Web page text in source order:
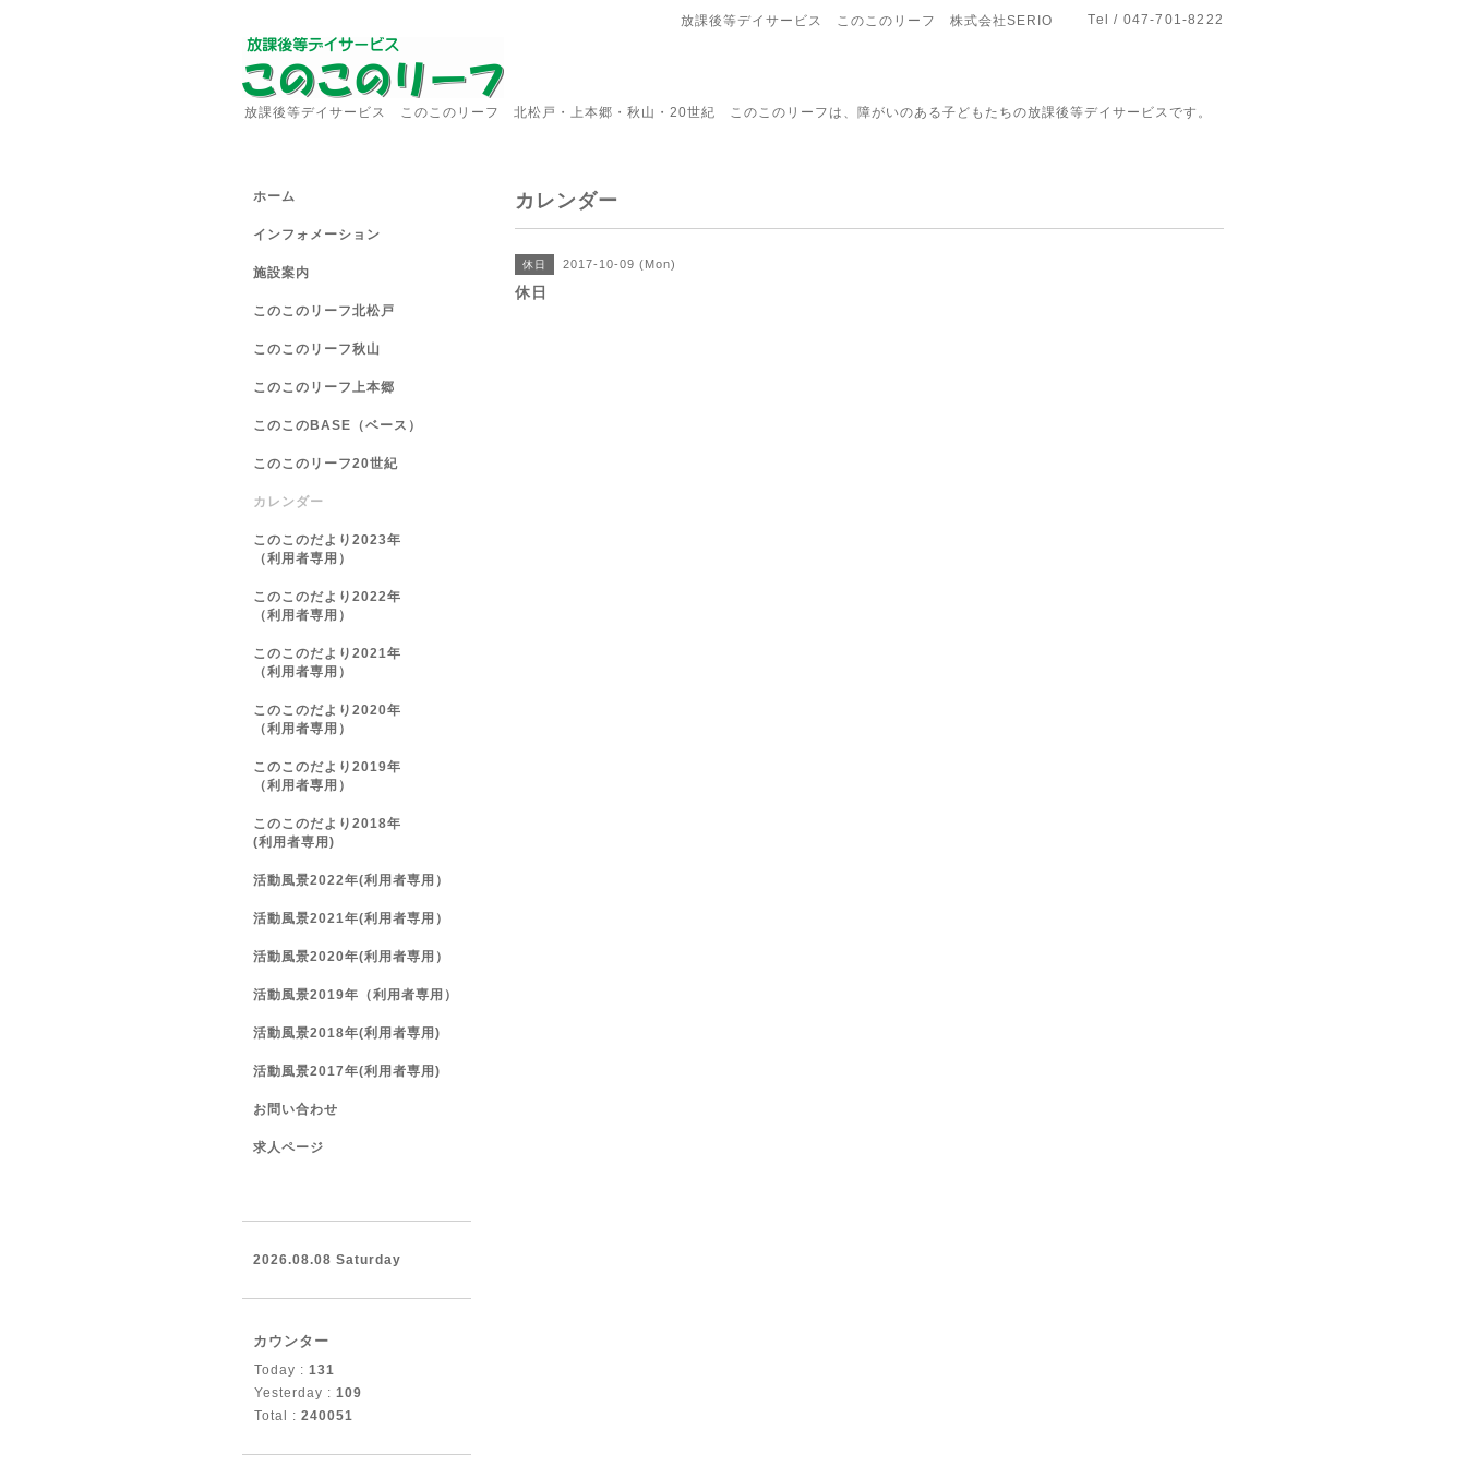
放課後等デイサービス このこのリーフ 株式会社SERIO Tel / 047-701-8222
放課後等デイサービス このこのリーフ 北松戸・上本郷・秋山・20世紀 このこのリーフは、障がいのある子どもたちの放課後等デイサービスです。
カレンダー
休日 2017-10-09 (Mon)
休日
ホーム
インフォメーション
施設案内
このこのリーフ北松戸
このこのリーフ秋山
このこのリーフ上本郷
このこのBASE（ベース）
このこのリーフ20世紀
カレンダー
このこのだより2023年
（利用者専用）
このこのだより2022年
（利用者専用）
このこのだより2021年
（利用者専用）
このこのだより2020年
（利用者専用）
このこのだより2019年
（利用者専用）
このこのだより2018年
(利用者専用)
活動風景2022年(利用者専用）
活動風景2021年(利用者専用）
活動風景2020年(利用者専用）
活動風景2019年（利用者専用）
活動風景2018年(利用者専用)
活動風景2017年(利用者専用)
お問い合わせ
求人ページ
2026.08.08 Saturday
カウンター
Today : 131
Yesterday : 109
Total : 240051